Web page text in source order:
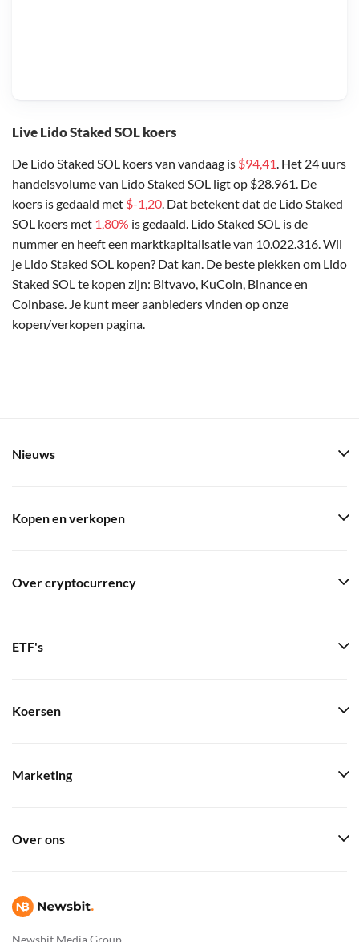
Live Lido Staked SOL koers
De Lido Staked SOL koers van vandaag is $94,41. Het 24 uurs
handelsvolume van Lido Staked SOL ligt op $28.961. De
koers is gedaald met $-1,20. Dat betekent dat de Lido Staked
SOL koers met 1,80% is gedaald. Lido Staked SOL is de
nummer en heeft een marktkapitalisatie van 10.022.316. Wil
je Lido Staked SOL kopen? Dat kan. De beste plekken om Lido
Staked SOL te kopen zijn: Bitvavo, KuCoin, Binance en
Coinbase. Je kunt meer aanbieders vinden op onze
kopen/verkopen pagina.
Newsbit Media Group
Nieuws
Kopen en verkopen
Over cryptocurrency
ETF's
Koersen
Marketing
Over ons